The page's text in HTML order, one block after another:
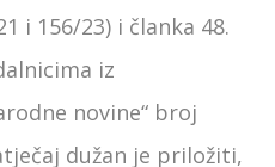
i 156/23) i članka 48.
iz
novine“ broj
dužan je priložiti,